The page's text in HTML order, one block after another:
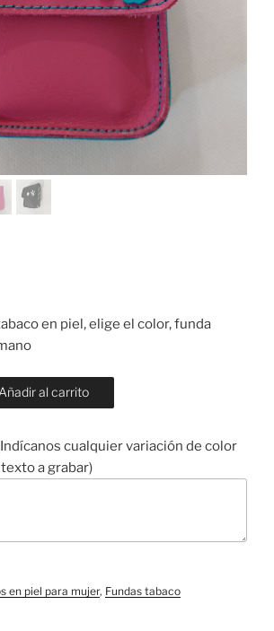
en piel, elige el color, funda
Añadir al carrito
cualquier variación de color
a grabar)
en piel para mujer, Fundas tabaco